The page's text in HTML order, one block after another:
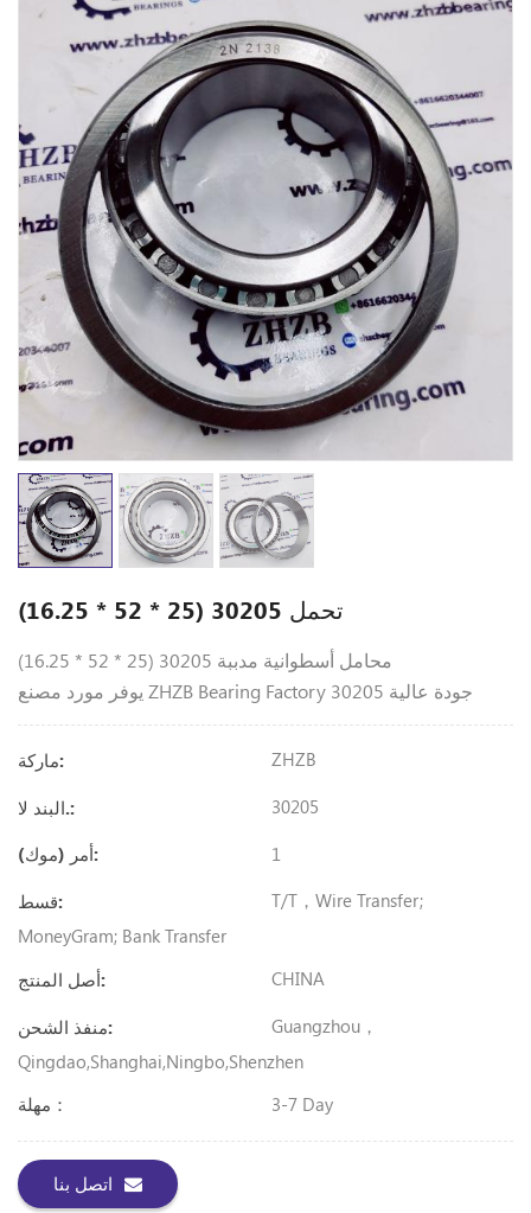
تحمل 30205 (25 * 52 * 16.25)
محامل أسطوانية مدببة 30205 (25 * 52 * 16.25)
يوفر مورد مصنع ZHZB Bearing Factory جودة عالية 30205
ماركة: ZHZB
البند لا.: 30205
أمر (موك): 1
قسط:
T/T，Wire Transfer;
MoneyGram; Bank Transfer
أصل المنتج:
CHINA
منفذ الشحن:
Guangzhou，
Qingdao,Shanghai,Ningbo,Shenzhen
مهلة：
3-7 Day
اتصل بنا